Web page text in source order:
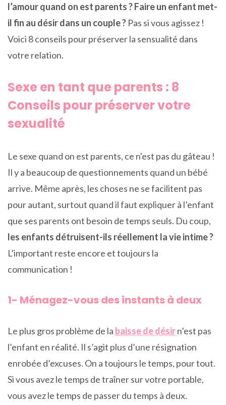
l’amour quand on est parents ?Faire un enfant met-
il fin au désir dans un couple ? Pas si vous agissez !
Voici 8 conseils pour préserver la sensualité dans
votre relation.
Sexe en tant que parents : 8
Conseils pour préserver votre
sexualité
Le sexe quand on est parents, ce n'est pas du gâteau !
Il y a beaucoup de questionnements quand un bébé
arrive. Même après, les choses ne se facilitent pas
pour autant, surtout quand il faut expliquer à l’enfant
que ses parents ont besoin de temps seuls. Du coup,
les enfants détruisent-ils réellement la vie intime ?
L’important reste encore et toujours la
communication !
1- Ménagez-vous des instants à deux
Le plus gros problème de la baisse de désirn’est pas
l’enfant en réalité. Il s’agit plus d’une résignation
enrobée d’excuses. On a toujours le temps, pour tout.
Si vous avez le temps de traîner sur votre portable,
vous avez le temps de passer du temps à deux.